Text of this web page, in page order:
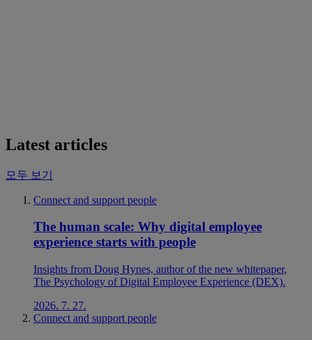
Latest articles
모두 보기
Connect and support people
The human scale: Why digital employee
experience starts with people
Insights from Doug Hynes, author of the new whitepaper,
The Psychology of Digital Employee Experience (DEX).
2026. 7. 27.
Connect and support people